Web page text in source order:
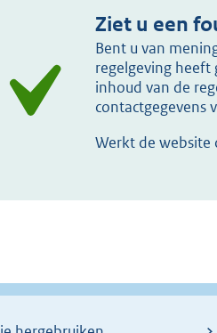
Ziet u een
Bent u van
regelgeving heeft
inhoud van de
contactgegevens
Werkt de website